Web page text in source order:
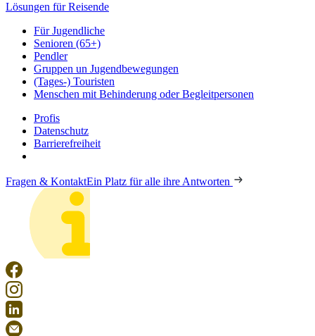
Lösungen für Reisende
Für Jugendliche
Senioren (65+)
Pendler
Gruppen un Jugendbewegungen
(Tages-) Touristen
Menschen mit Behinderung oder Begleitpersonen
Profis
Datenschutz
Barrierefreiheit
Fragen & KontaktEin Platz für alle ihre Antworten